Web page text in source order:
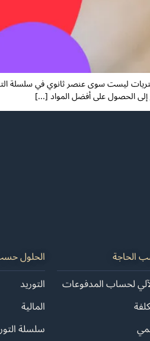
ليست سوى عنصر ثانوي في
إلى الحصول على أفضل المواد [...]
الحاجة
لحساب المدفوعات
الحلول
التوريد
المالية
سلسلة